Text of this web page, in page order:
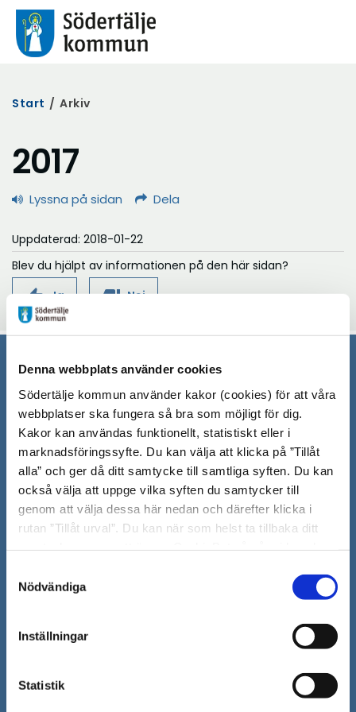
Denna webbplats använder cookies
Södertälje kommun använder kakor (cookies) för att våra
webbplatser ska fungera så bra som möjligt för dig.
Kakor kan användas funktionellt, statistiskt eller i
marknadsföringssyfte. Du kan välja att klicka på ”Tillåt
alla” och ger då ditt samtycke till samtliga syften. Du kan
också välja att uppge vilka syften du samtycker till
genom att välja dessa här nedan och därefter klicka i
rutan ”Tillåt urval”. Du kan när som helst ta tillbaka ditt
"Visa detaljer" kan du läsa om hur kakorna används och
hur vi och våra leverantörer inhämtar och behandlar
Nödvändiga
Inställningar
Statistik
Start / Arkiv
2017
Lyssna på sidan Dela
Uppdaterad: 2018-01-22
Blev du hjälpt av informationen på den här sidan?
thumb_up Ja thumb_down Nej
Södertälje kommun
151 89 Södertälje
Besöksadress: Nyköpingsvägen 26
Tfn: 08–523 010 00
kontaktcenter@sodertalje.se
Org.nr. 212000–0159
Remisser, beslut och meddelande/info till
Södertälje kommun skickas
till:sodertalje.kommun@sodertalje.se
Kontaktcenter
PressÖppna
nytt
Säkra meddelanden